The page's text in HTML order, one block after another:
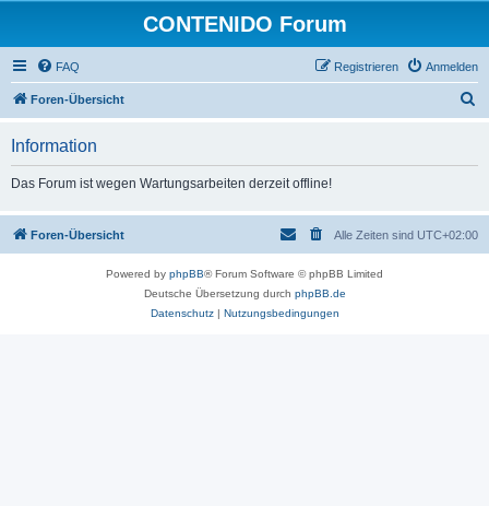
CONTENIDO Forum
FAQ Anmelden
Registrieren
Foren-Übersicht
Information
Das Forum ist wegen Wartungsarbeiten derzeit offline!
Foren-Übersicht Alle Zeiten sind UTC+02:00
Powered by phpBB® Forum Software © phpBB Limited
Deutsche Übersetzung durch phpBB.de
Datenschutz| Nutzungsbedingungen